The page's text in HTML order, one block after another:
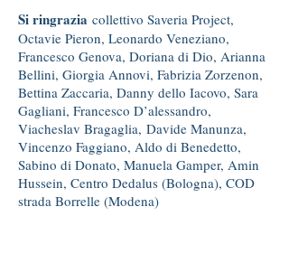
Si ringrazia collettivo Saveria Project,
Octavie Pieron, Leonardo Veneziano,
Francesco Genova, Doriana di Dio, Arianna
Bellini, Giorgia Annovi, Fabrizia Zorzenon,
Bettina Zaccaria, Danny dello Iacovo, Sara
Gagliani, Francesco D’alessandro,
Viacheslav Bragaglia, Davide Manunza,
Vincenzo Faggiano, Aldo di Benedetto,
Sabino di Donato, Manuela Gamper, Amin
Hussein, Centro Dedalus (Bologna), COD
strada Borrelle (Modena)